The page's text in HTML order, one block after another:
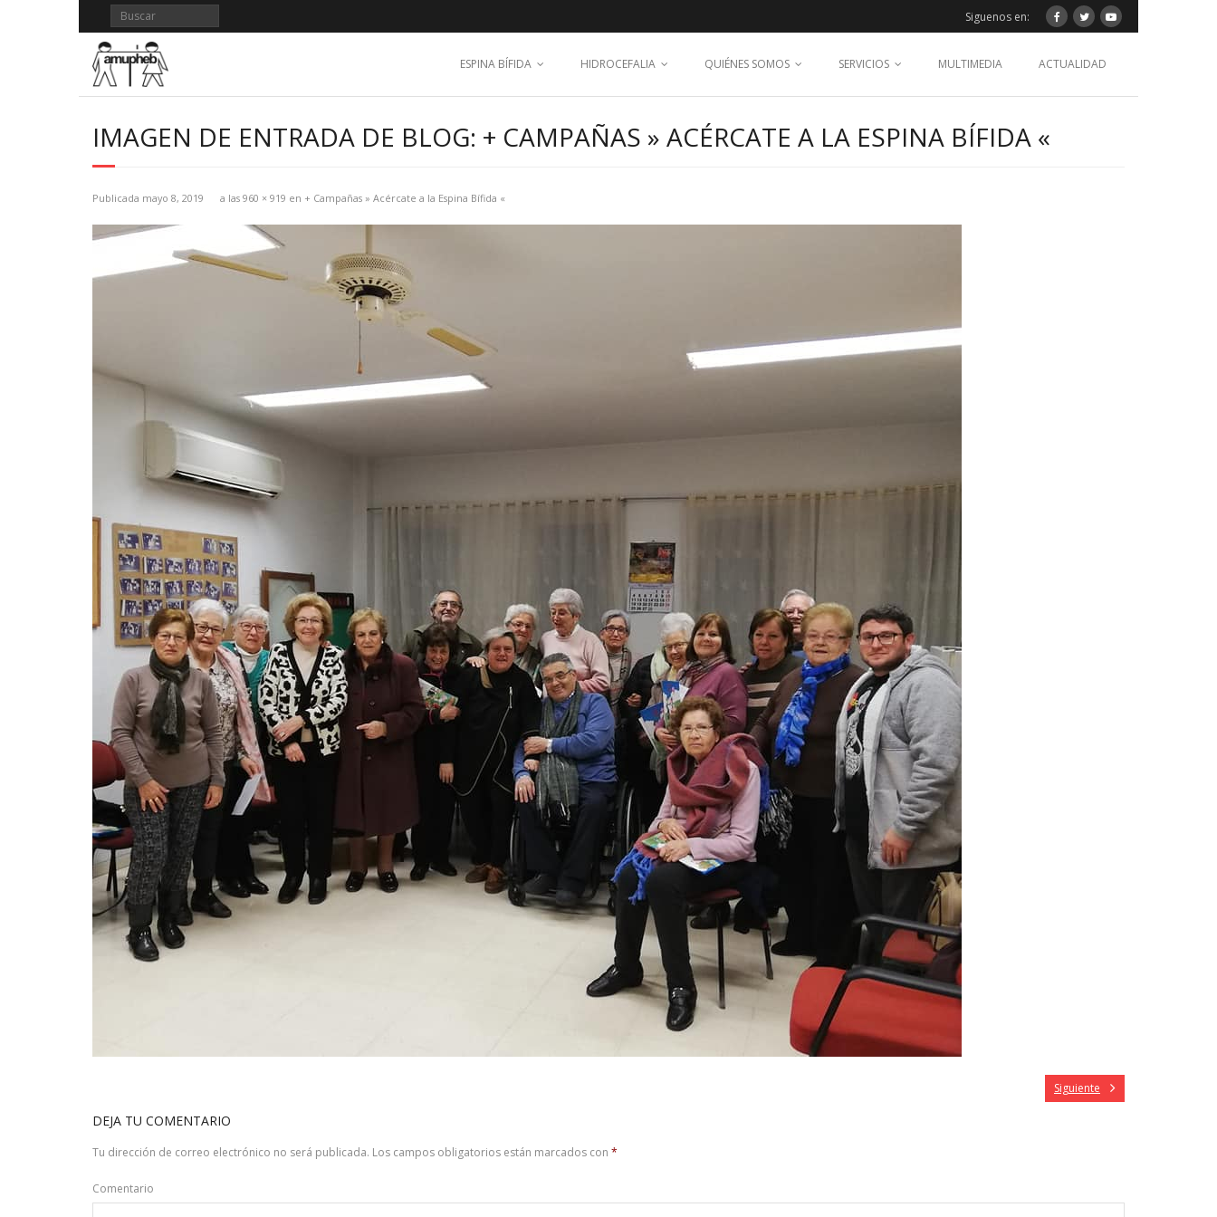
contenido
Siguenos en:
ESPINA BÍFIDA HIDROCEFALIA QUIÉNES SOMOS SERVICIOS MULTIMEDIA ACTUALIDAD
IMAGEN DE ENTRADA DE BLOG: + CAMPAÑAS » ACÉRCATE A LA ESPINA BÍFIDA «
Publicada mayo 8, 2019 a las 960 × 919 en + Campañas » Acércate a la Espina Bífida «
Siguiente
DEJA TU COMENTARIO
Tu dirección de correo electrónico no será publicada. Los campos obligatorios están marcados con *
Comentario